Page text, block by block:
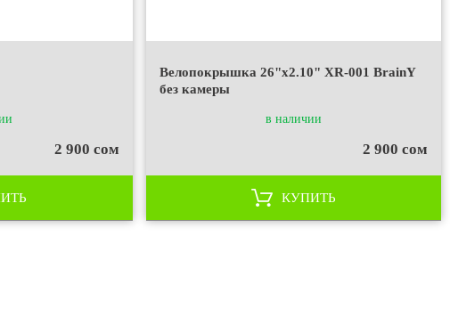
2 900 сом
Велопокрышка 26"x2.10" XR-001 BrainY
без камеры
в наличии
2 900 сом
КУПИТЬ